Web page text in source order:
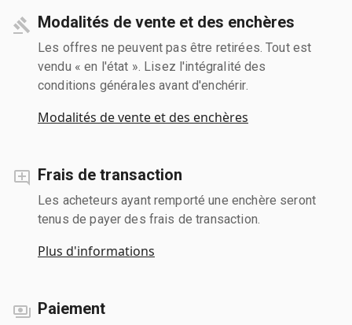
Modalités de vente et des enchères
Les offres ne peuvent pas être retirées. Tout est
vendu « en l'état ». Lisez l'intégralité des
conditions générales avant d'enchérir.
Modalités de vente et des enchères
Frais de transaction
Les acheteurs ayant remporté une enchère seront
tenus de payer des frais de transaction.
Plus d'informations
Paiement